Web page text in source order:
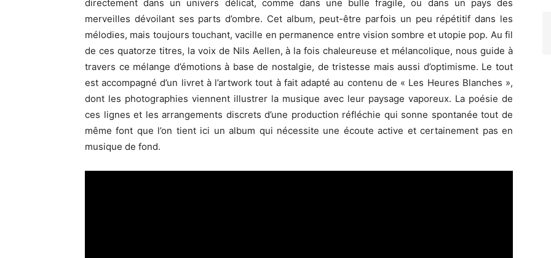
directement dans un univers délicat, comme dans une bulle fragile, ou dans un pays des
merveilles dévoilant ses parts d’ombre. Cet album, peut-être parfois un peu répétitif dans les
mélodies, mais toujours touchant, vacille en permanence entre vision sombre et utopie pop. Au fil
de ces quatorze titres, la voix de Nils Aellen, à la fois chaleureuse et mélancolique, nous guide à
travers ce mélange d’émotions à base de nostalgie, de tristesse mais aussi d’optimisme. Le tout
est accompagné d’un livret à l’artwork tout à fait adapté au contenu de « Les Heures Blanches »,
dont les photographies viennent illustrer la musique avec leur paysage vaporeux. La poésie de
ces lignes et les arrangements discrets d’une production réfléchie qui sonne spontanée tout de
même font que l’on tient ici un album qui nécessite une écoute active et certainement pas en
musique de fond.